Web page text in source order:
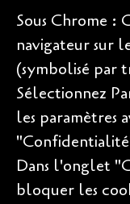
Sous Chrome :
navigateur sur
(symbolisé par
Sélectionnez
les paramètres
Dans l'onglet
bloquer les